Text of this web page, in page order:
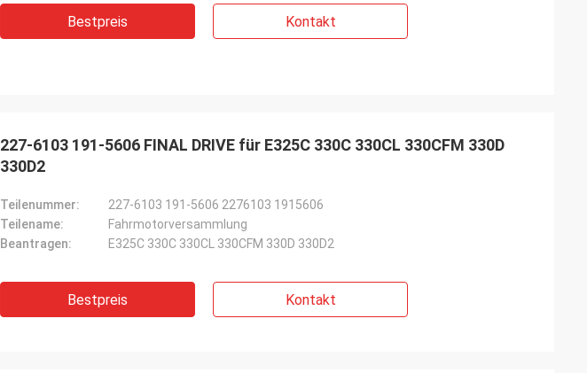
Bestpreis Kontakt
227-6103 191-5606 FINAL DRIVE für E325C 330C 330CL 330CFM 330D
330D2
Teilenummer:
227-6103 191-5606 2276103 1915606
Teilename:
Fahrmotorversammlung
Beantragen:
E325C 330C 330CL 330CFM 330D 330D2
Bestpreis Kontakt